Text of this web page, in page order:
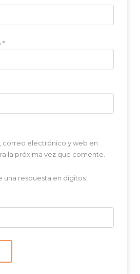
*
correo electrónico y web en
la próxima vez que comente.
una respuesta en dígitos: